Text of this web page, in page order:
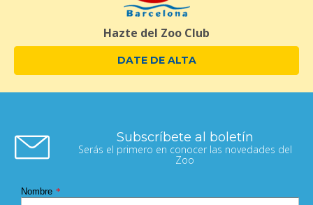
Hazte del Zoo Club
DATE DE ALTA
Subscríbete al boletín
Serás el primero en conocer las novedades del
Zoo